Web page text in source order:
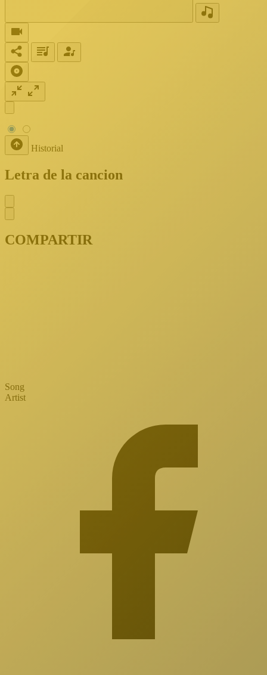
Historial
Letra de la cancion
COMPARTIR
Song
Artist